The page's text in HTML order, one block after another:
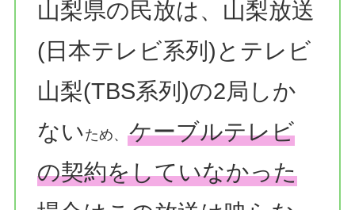
山梨県の民放は、山梨放送
(日本テレビ系列)とテレビ
山梨(TBS系列)の2局しか
ないため、 ケーブルテレビ
の契約をしていなかった